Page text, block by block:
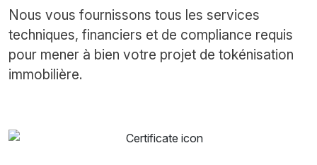
Nous vous fournissons tous les services
techniques, financiers et de compliance requis
pour mener à bien votre projet de tokénisation
immobilière.